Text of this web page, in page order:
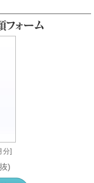
分]
)